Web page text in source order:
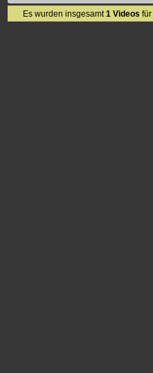
Es wurden insgesamt 1 Videos für